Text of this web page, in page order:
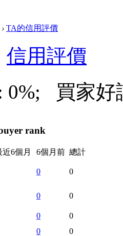
› TA的信用評價
信用評價
0%; 買家好
近6個月 6個月前 總計
0 0
0 0
0
0
0 0